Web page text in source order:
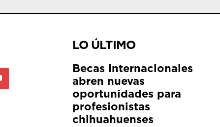
LO ÚLTIMO
Becas internacionales
abren nuevas
oportunidades para
profesionistas
chihuahuenses